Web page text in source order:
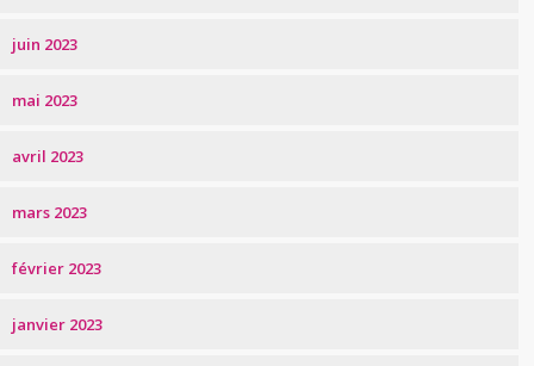
juin 2023
mai 2023
avril 2023
mars 2023
février 2023
janvier 2023